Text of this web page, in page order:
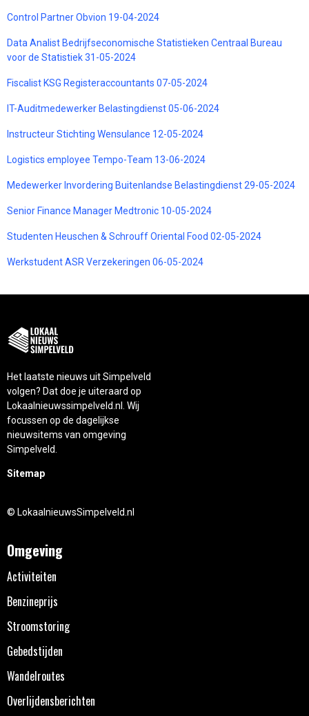
Control Partner Obvion 19-04-2024
Data Analist Bedrijfseconomische Statistieken Centraal Bureau
voor de Statistiek 31-05-2024
Fiscalist KSG Registeraccountants 07-05-2024
IT-Auditmedewerker Belastingdienst 05-06-2024
Instructeur Stichting Wensulance 12-05-2024
Logistics employee Tempo-Team 13-06-2024
Medewerker Invordering Buitenlandse Belastingdienst 29-05-2024
Senior Finance Manager Medtronic 10-05-2024
Studenten Heuschen & Schrouff Oriental Food 02-05-2024
Werkstudent ASR Verzekeringen 06-05-2024
Het laatste nieuws uit Simpelveld
volgen? Dat doe je uiteraard op
Lokaalnieuwssimpelveld.nl. Wij
focussen op de dagelijkse
nieuwsitems van omgeving
Simpelveld.
Sitemap
© LokaalnieuwsSimpelveld.nl
Omgeving
Activiteiten
Benzineprijs
Stroomstoring
Gebedstijden
Wandelroutes
Overlijdensberichten